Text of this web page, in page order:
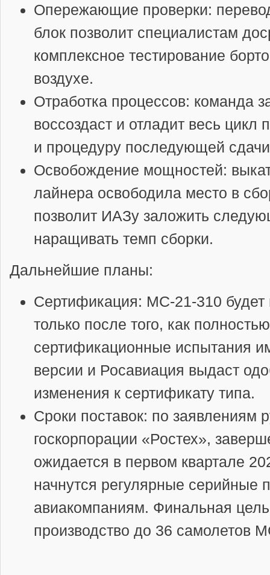
Опережающие проверки:
блок позволит специалистам
комплексное тестирование
воздухе.
Отработка процессов: команда
воссоздаст и отладит весь цикл
и процедуру последующей
Освобождение мощностей:
лайнера освободила место в
позволит ИАЗу заложить
наращивать темп сборки.
Дальнейшие планы:
Сертификация: МС-21-310 будет
только после того, как
сертификационные испытания
версии и Росавиация выдаст
изменения к сертификату типа.
Сроки поставок: по заявлениям
госкорпорации «Ростех»,
ожидается в первом квартале
начнутся регулярные серийные
авиакомпаниям. Финальная
производство до 36 самолетов